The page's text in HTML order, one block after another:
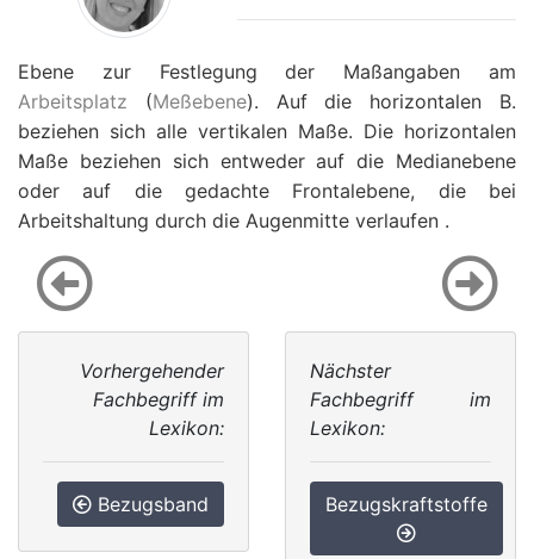
Ebene zur Festlegung der Maßangaben am
Arbeitsplatz (Meßebene). Auf die horizontalen B.
beziehen sich alle vertikalen Maße. Die horizontalen
Maße beziehen sich entweder auf die Medianebene
oder auf die gedachte Frontalebene, die bei
Arbeitshaltung durch die Augenmitte verlaufen .
Vorhergehender
Fachbegriff im
Lexikon:
Bezugsband
Nächster
Fachbegriff im
Lexikon:
Bezugskraftstoffe